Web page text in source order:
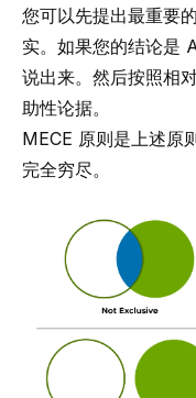
您可以先提出最重要
实。如果您的结论是
说出来。然后按照相
助性论据。
MECE 原则是上述原
完全穷尽。